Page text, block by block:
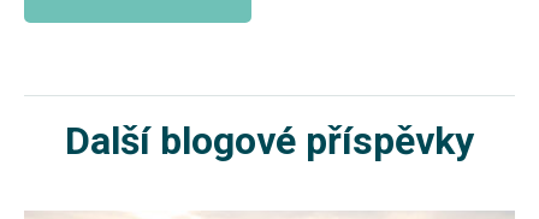
Další blogové příspěvky